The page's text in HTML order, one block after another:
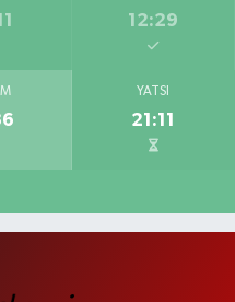
12:29
YATSI
21:11